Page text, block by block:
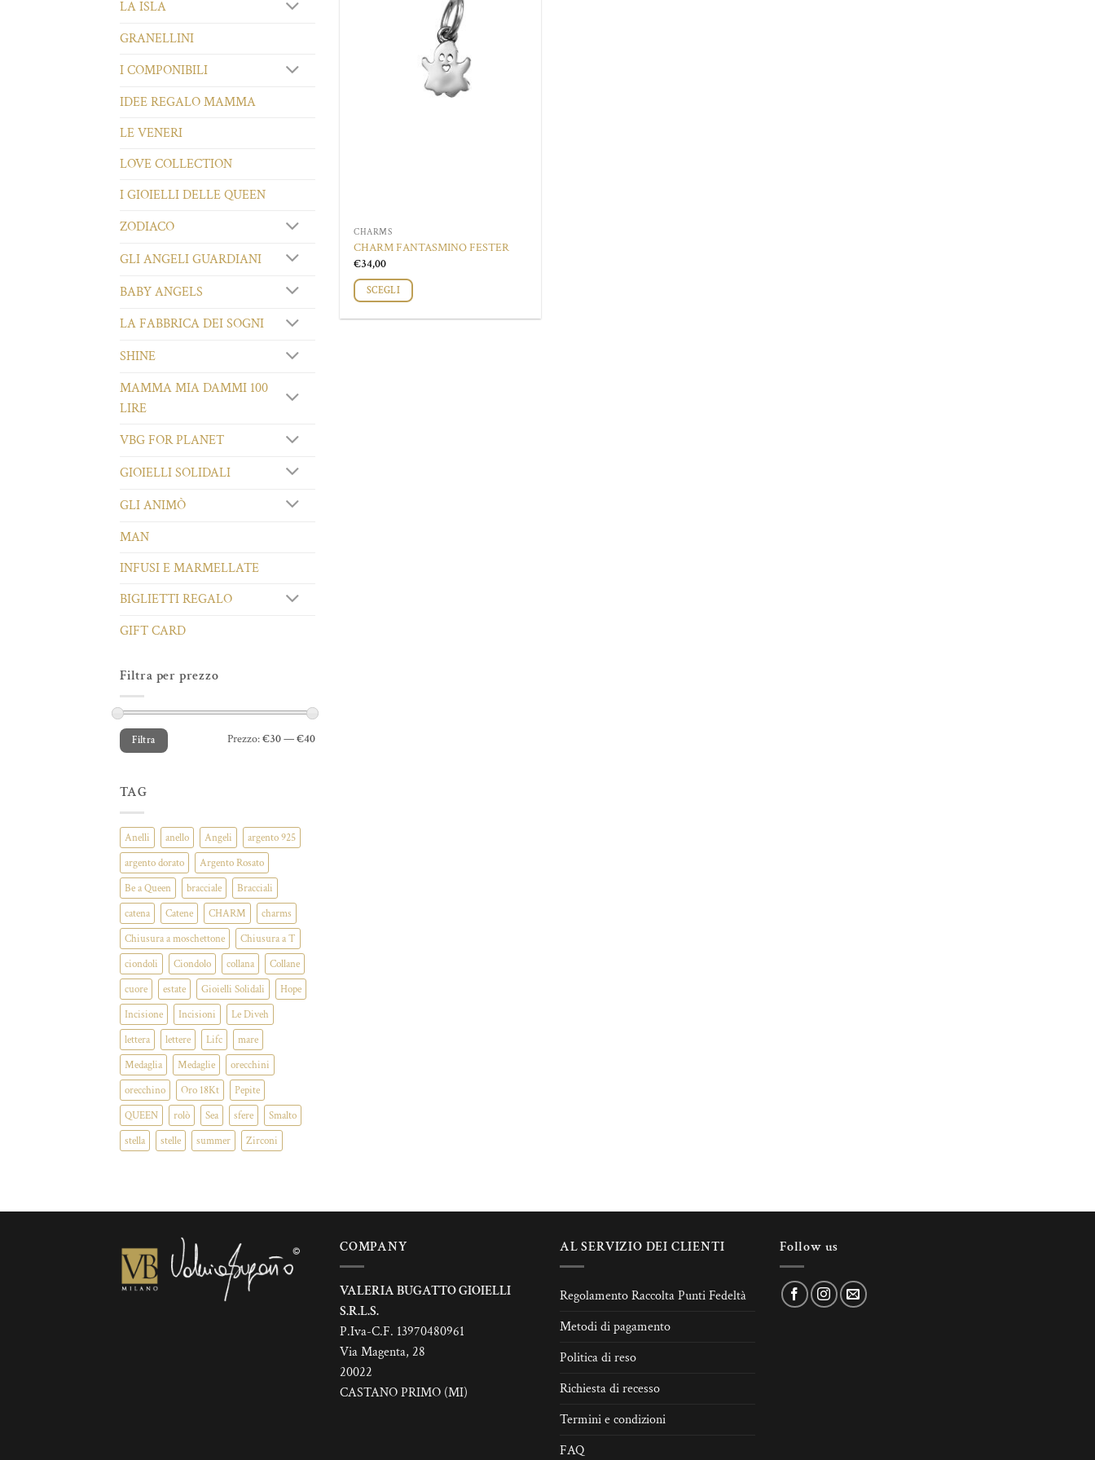
LA ISLA
GRANELLINI
I COMPONIBILI
IDEE REGALO MAMMA
LE VENERI
LOVE COLLECTION
I GIOIELLI DELLE QUEEN
ZODIACO
GLI ANGELI GUARDIANI
BABY ANGELS
LA FABBRICA DEI SOGNI
SHINE
MAMMA MIA DAMMI 100
LIRE
VBG FOR PLANET
GIOIELLI SOLIDALI
GLI ANIMÒ
MAN
INFUSI E MARMELLATE
BIGLIETTI REGALO
GIFT CARD
Filtra per prezzo
Prezzo
Min
Prezzo
MaxFiltra Prezzo:€30—€40
TAG
Anelli anello Angeli
argento 925
argento dorato
Argento Rosato
Be a Queen
bracciale
Bracciali
catena
Catene CHARM
charms
Chiusura a moschettone
Chiusura a T
ciondoli
Ciondolo collana
Collane
cuore
estate Gioielli Solidali
Hope
Incisione
Incisioni
Le Diveh
lettera
lettere Lifc
mare
Medaglia
Medaglie
orecchini
orecchino
Oro 18Kt
Pepite
QUEEN
rolò Sea sfere
Smalto
stella
stelle summer Zirconi
CHARMS
CHARM FANTASMINO FESTER
€34,00
SCEGLI
COMPANY
VALERIA BUGATTO GIOIELLI
S.R.L.S.
P.Iva-C.F. 13970480961
Via Magenta, 28
20022
CASTANO PRIMO (MI)
AL SERVIZIO DEI CLIENTI
Regolamento Raccolta Punti Fedeltà
Metodi di pagamento
Politica di reso
Richiesta di recesso
Termini e condizioni
FAQ
Follow us